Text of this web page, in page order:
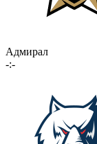
Адмирал
-:-